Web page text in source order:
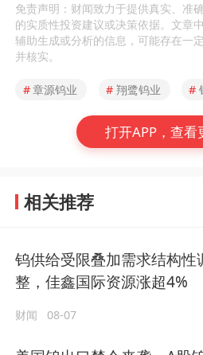
免责声明：财闻致力于提供真实、准
的实质性投资建议或决策依据。文章
辅助生成或分析的信息，可能存在一
并核实。
#章源钨业 # 翔鹭钨业 #
打开APP，查看
相关推荐
钨供给受限叠加需求结构性
整，佳鑫国际资源涨超4%
财闻 08-07